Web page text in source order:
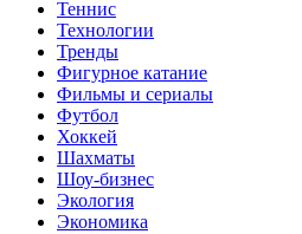
Теннис
Технологии
Тренды
Фигурное катание
Фильмы и сериалы
Футбол
Хоккей
Шахматы
Шоу-бизнес
Экология
Экономика